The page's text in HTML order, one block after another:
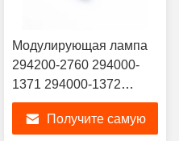
Модулирующая лампа
294200-2760 294000-
1371 294000-1372
всасывания давления
частей и аксессуаров
Получите самую